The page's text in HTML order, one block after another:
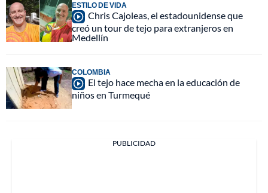
ESTILO DE VIDA
Chris Cajoleas, el estadounidense que
creó un tour de tejo para extranjeros en
Medellín
COLOMBIA
El tejo hace mecha en la educación de
niños en Turmequé
PUBLICIDAD